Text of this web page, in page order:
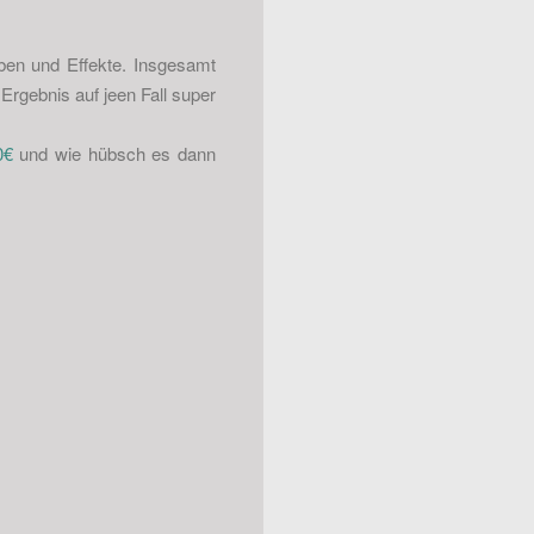
und Effekte. Insgesamt
auf jeen Fall super
und wie hübsch es dann